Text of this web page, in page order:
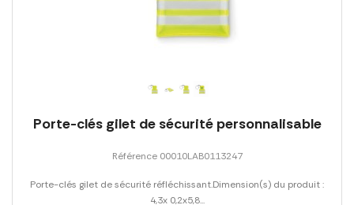
Porte-clés gilet de sécurité personnalisable
Référence 00010LAB0113247
Porte-clés gilet de sécurité réfléchissant.Dimension(s) du produit :
4,3x 0,2x5,8...